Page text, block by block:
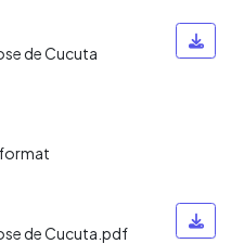
de Cucuta
de Cucuta.pdf